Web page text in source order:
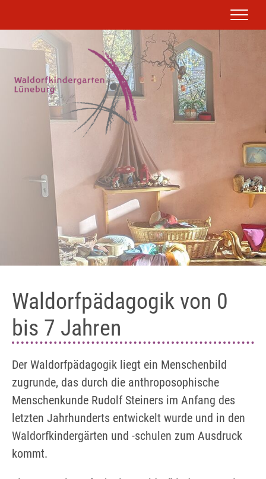
Waldorfpädagogik von 0
bis 7 Jahren
Der Waldorfpädagogik liegt ein Menschenbild
zugrunde, das durch die anthroposophische
Menschenkunde Rudolf Steiners im Anfang des
letzten Jahrhunderts entwickelt wurde und in den
Waldorfkindergärten und -schulen zum Ausdruck
kommt.